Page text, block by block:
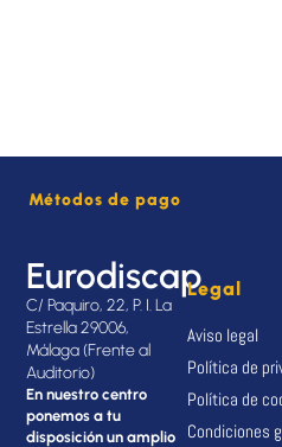
Métodos de pago
Eurodiscap
C/ Paquiro, 22, P. I. La
Estrella 29006,
Málaga (Frente al
Auditorio)
En nuestro centro
ponemos a tu
disposición un amplio
Legal
Aviso legal
Política de
Política de
Condiciones